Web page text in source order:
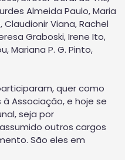
Almeida Paulo, Maria
Claudionir Viana, Rachel
Graboski, Irene Ito,
Mariana P. G. Pinto,
quer como
Associação, e hoje se
seja por
outros cargos
São eles em